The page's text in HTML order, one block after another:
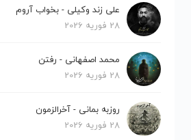
علی زند وکیلی - بخواب آروم
28 فوریه 2026
محمد اصفهانی - رفتن
28 فوریه 2026
روزبه بمانی - آخرالزمون
28 فوریه 2026